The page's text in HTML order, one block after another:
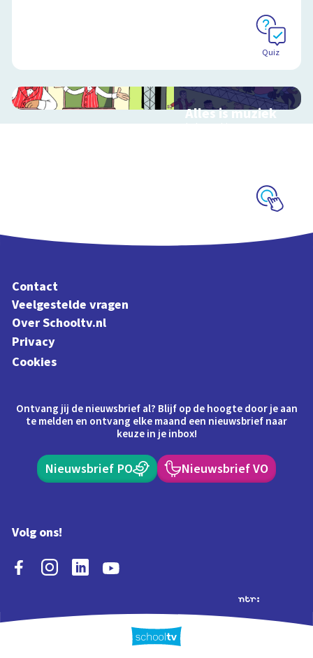
Quiz
Alles is muziek
Interactieve
Contact
Veelgestelde vragen
Over Schooltv.nl
Privacy
Cookies
Ontvang jij de nieuwsbrief al? Blijf op de hoogte door je aan
te melden en ontvang elke maand een nieuwsbrief naar
keuze in je inbox!
Nieuwsbrief PO Nieuwsbrief VO
Volg ons!